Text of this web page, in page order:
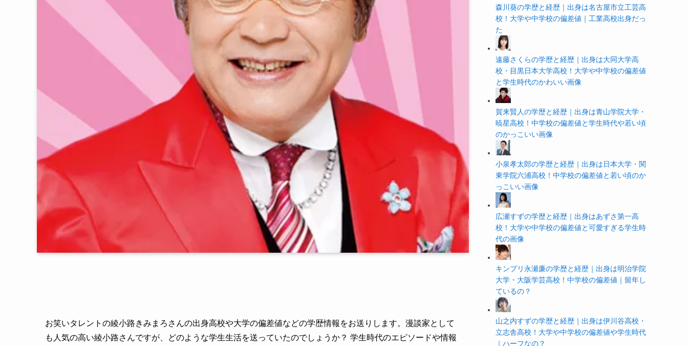
お笑いタレントの綾小路きみまろさんの出身高校や大学の偏差値などの学歴情報をお送りします。漫談家として
も人気の高い綾小路さんですが、どのような学生生活を送っていたのでしょうか？ 学生時代のエピソードや情報
森川葵の学歴と経歴｜出身は名古屋市立工芸高
校！大学や中学校の偏差値｜工業高校出身だっ
た
遠藤さくらの学歴と経歴｜出身は大同大学高
校・目黒日本大学高校！大学や中学校の偏差値
と学生時代のかわいい画像
賀来賢人の学歴と経歴｜出身は青山学院大学・
暁星高校！中学校の偏差値と学生時代や若い頃
のかっこいい画像
小泉孝太郎の学歴と経歴｜出身は日本大学・関
東学院六浦高校！中学校の偏差値と若い頃のか
っこいい画像
広瀬すずの学歴と経歴｜出身はあずさ第一高
校！大学や中学校の偏差値と可愛すぎる学生時
代の画像
キンプリ永瀬廉の学歴と経歴｜出身は明治学院
大学・大阪学芸高校！中学校の偏差値｜留年し
ているの？
山之内すずの学歴と経歴｜出身は伊川谷高校・
立志舎高校！大学や中学校の偏差値や学生時代
｜ハーフなの？